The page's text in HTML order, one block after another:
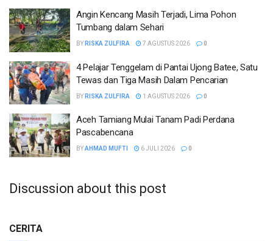
Angin Kencang Masih Terjadi, Lima Pohon
Tumbang dalam Sehari
BY RISKA ZULFIRA 7 AGUSTUS 2026 0
4 Pelajar Tenggelam di Pantai Ujong Batee, Satu
Tewas dan Tiga Masih Dalam Pencarian
BY RISKA ZULFIRA 1 AGUSTUS 2026 0
Aceh Tamiang Mulai Tanam Padi Perdana
Pascabencana
BYAHMAD MUFTI 6 JULI 2026 0
Discussion about this post
CERITA